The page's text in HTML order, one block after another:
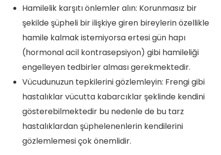
Hamilelik karşıtı önlemler alın: Korunmasız bir
şekilde şüpheli bir ilişkiye giren bireylerin özellikle
hamile kalmak istemiyorsa ertesi gün hapı
(hormonal acil kontrasepsiyon) gibi hamileliği
engelleyen tedbirler alması gerekmektedir.
Vücudunuzun tepkilerini gözlemleyin: Frengi gibi
hastalıklar vücutta kabarcıklar şeklinde kendini
gösterebilmektedir bu nedenle de bu tarz
hastalıklardan şüphelenenlerin kendilerini
gözlemlemesi çok önemlidir.